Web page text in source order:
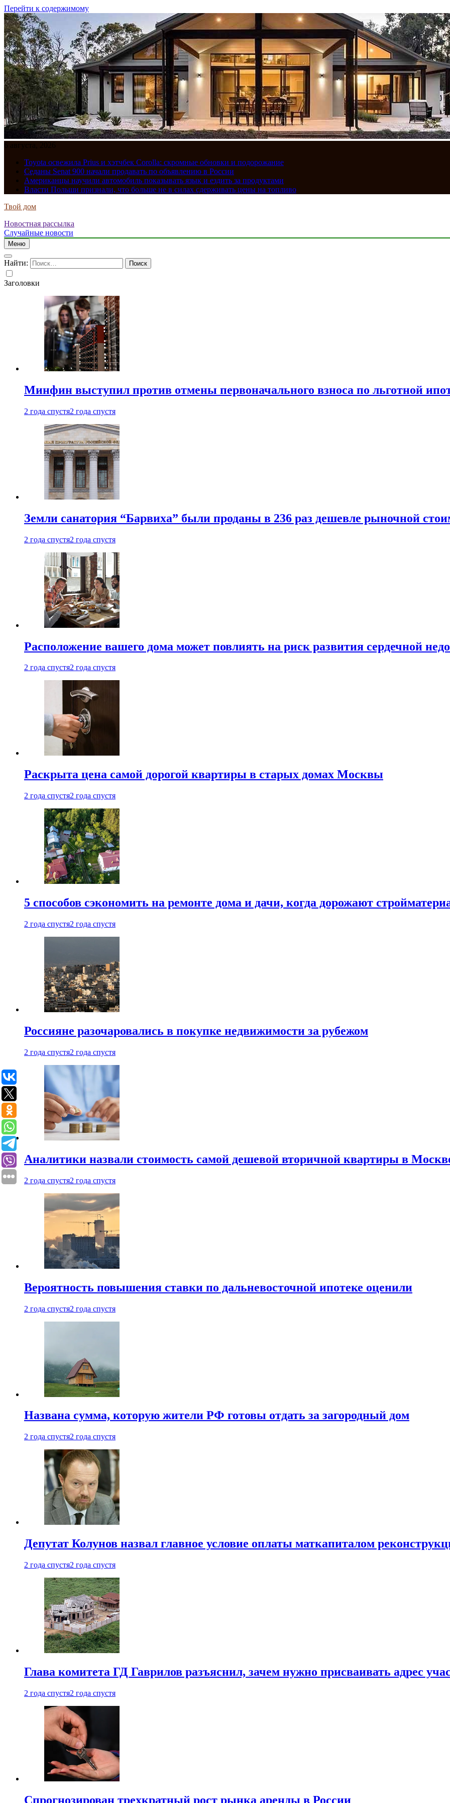
Перейти к содержимому
6 августа, 2026
Toyota освежила Prius и хэтчбек Corolla: скромные обновки и подорожание
Седаны Senat 900 начали продавать по объявлению в России
Американцы научили автомобиль показывать язык и ездить за продуктами
Власти Польши признали, что больше не в силах сдерживать цены на топливо
Твой дом
Новостная рассылка
Случайные новости
Меню
Найти:
Заголовки
Минфин выступил против отмены первоначального взноса по льготной
2 года спустя2 года спустя
Земли санатория “Барвиха” были проданы в 236 раз дешевле рыночной
2 года спустя2 года спустя
Расположение вашего дома может повлиять на риск развития сердечной
2 года спустя2 года спустя
Раскрыта цена самой дорогой квартиры в старых домах Москвы
2 года спустя2 года спустя
5 способов сэкономить на ремонте дома и дачи, когда дорожают
2 года спустя2 года спустя
Россияне разочаровались в покупке недвижимости за рубежом
2 года спустя2 года спустя
Аналитики назвали стоимость самой дешевой вторичной квартиры в
2 года спустя2 года спустя
Вероятность повышения ставки по дальневосточной ипотеке оценили
2 года спустя2 года спустя
Названа сумма, которую жители РФ готовы отдать за загородный дом
2 года спустя2 года спустя
Депутат Колунов назвал главное условие оплаты маткапиталом
2 года спустя2 года спустя
Глава комитета ГД Гаврилов разъяснил, зачем нужно присваивать адрес
2 года спустя2 года спустя
Спрогнозирован трехкратный рост рынка аренды в России